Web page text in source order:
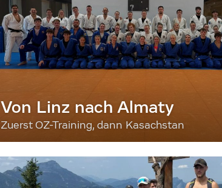
Von Linz nach Almaty
Zuerst OZ-Training, dann Kasachstan